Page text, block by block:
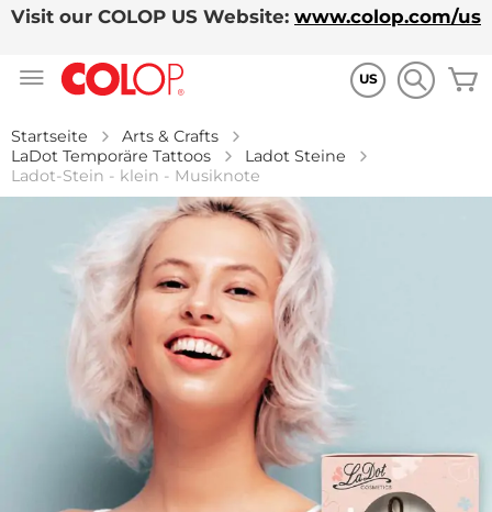
Visit our COLOP US Website: www.colop.com/us
US
Startseite
Arts & Crafts
LaDot Temporäre Tattoos
Ladot Steine
Ladot-Stein - klein - Musiknote
Zum
Bildgalerie